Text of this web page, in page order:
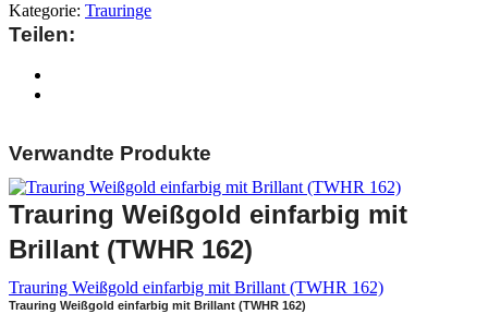
Kategorie: Trauringe
Teilen:
Verwandte Produkte
Trauring Weißgold einfarbig mit
Brillant (TWHR 162)
Trauring Weißgold einfarbig mit Brillant (TWHR 162)
Trauring Weißgold einfarbig mit Brillant (TWHR 162)